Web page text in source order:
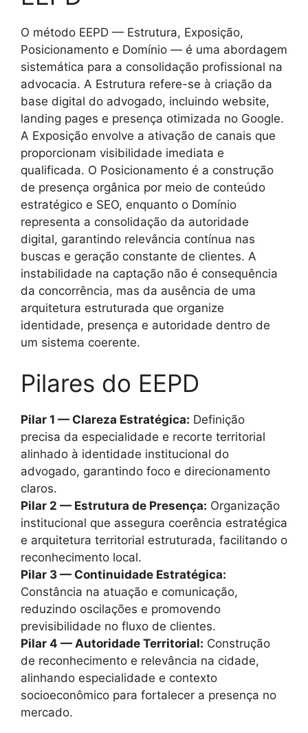
O método EEPD — Estrutura, Exposição,
Posicionamento e Domínio — é uma abordagem
sistemática para a consolidação profissional na
advocacia. A Estrutura refere-se à criação da
base digital do advogado, incluindo website,
landing pages e presença otimizada no Google.
A Exposição envolve a ativação de canais que
proporcionam visibilidade imediata e
qualificada. O Posicionamento é a construção
de presença orgânica por meio de conteúdo
estratégico e SEO, enquanto o Domínio
representa a consolidação da autoridade
digital, garantindo relevância contínua nas
buscas e geração constante de clientes. A
instabilidade na captação não é consequência
da concorrência, mas da ausência de uma
arquitetura estruturada que organize
identidade, presença e autoridade dentro de
um sistema coerente.
Pilares do EEPD
Pilar 1 — Clareza Estratégica: Definição
precisa da especialidade e recorte territorial
alinhado à identidade institucional do
advogado, garantindo foco e direcionamento
claros.
Pilar 2 — Estrutura de Presença: Organização
institucional que assegura coerência estratégica
e arquitetura territorial estruturada, facilitando o
reconhecimento local.
Pilar 3 — Continuidade Estratégica:
Constância na atuação e comunicação,
reduzindo oscilações e promovendo
previsibilidade no fluxo de clientes.
Pilar 4 — Autoridade Territorial: Construção
de reconhecimento e relevância na cidade,
alinhando especialidade e contexto
socioeconômico para fortalecer a presença no
mercado.